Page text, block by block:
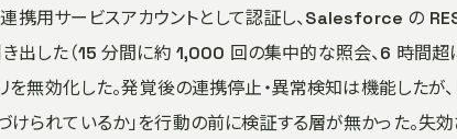
携用サービスアカウントとして認証し、Salesforce の
出した（15 分間に約 1,000 回の集中的な照会、6 時間超
効化した。発覚後の連携停止・異常検知は機能したが、
られているか」を行動の前に検証する層が無かった。失